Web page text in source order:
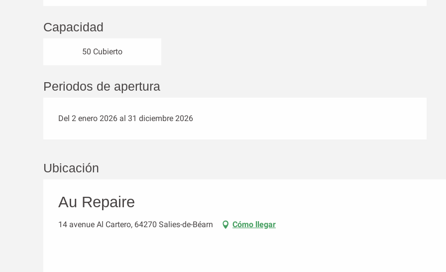
Capacidad
50 Cubierto
Periodos de apertura
Del 2 enero 2026 al 31 diciembre 2026
Ubicación
Au Repaire
14 avenue Al Cartero, 64270 Salies-de-Béarn Cómo llegar